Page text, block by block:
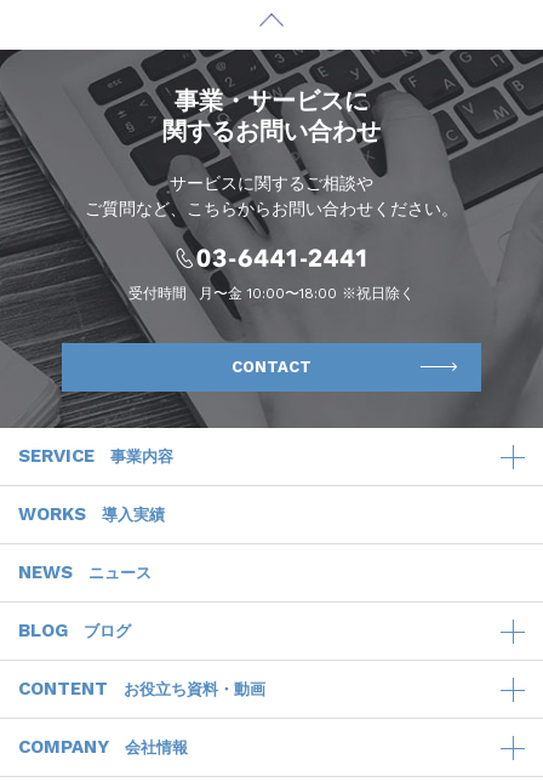
事業・サービスに
関するお問い合わせ
サービスに関するご相談や
ご質問など、こちらからお問い合わせください。
受付時間 月〜金 10:00〜18:00 ※祝日除く
CONTACT
SERVICE 事業内容
WORKS 導入実績
NEWS ニュース
BLOG ブログ
CONTENT お役立ち資料・動画
COMPANY 会社情報